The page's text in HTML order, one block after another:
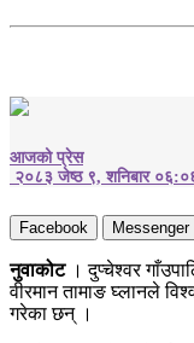
आजको प्रेस
२०८३ जेष्ठ ९, शनिबार
Facebook Messenger
नुवाकोट। दुप्चेश्वर
वीरमान तामाङ घ्लानले
गरेका छन् ।